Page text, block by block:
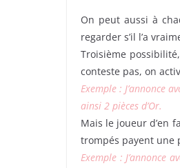
On peut aussi à
regarder s’il l’a
Troisième
conteste pas, on
Exemple : J’annonce
ainsi 2 pièces d’Or.
Mais le joueur d’en
trompés payent une
Exemple : J’annonce